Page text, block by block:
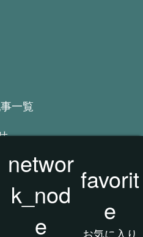
networ
k_nod
e
favorit
e
お気に入り
一覧
マップ
り/人気